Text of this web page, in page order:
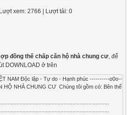
Lượt xem: 2766 | Lượt tải: 0
đồng thế chấp căn hộ nhà chung cư, để
DOWNLOAD ở trên
NAM Độc lập - Tự do - Hạnh phúc ----------o0o--
HỘ NHÀ CHUNG CƯ Chúng tôi gồm có: Bên thế